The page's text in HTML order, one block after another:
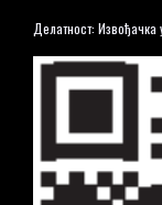
Делатност: Извођачка